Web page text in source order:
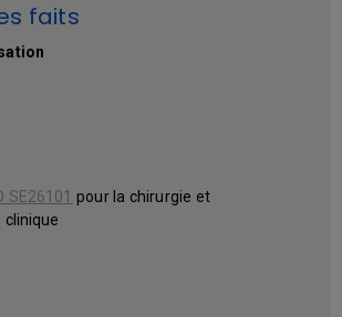
faits
SE26101 pour la chirurgie et
clinique